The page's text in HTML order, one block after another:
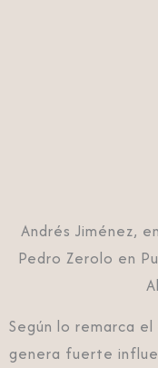
Andrés Jiménez,
Pedro Zerolo en
Según lo remarca el
genera fuerte